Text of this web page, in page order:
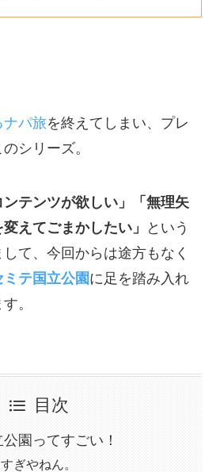
ナパ旅を終えてしまい、プレ
シリーズ。
ンテンツが欲しい」「無理矢
えてごまかしたい」
という
て、今回からは途方もなく
ミテ国立公園に足を踏み入れ
。
目次
園ってすごい！
ぎやねん。